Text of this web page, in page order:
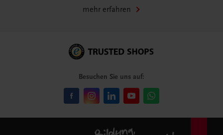
mehr erfahren
Besuchen Sie uns auf: